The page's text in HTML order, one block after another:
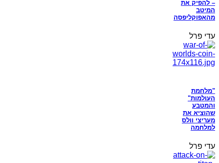
– להפיק את
המיטב
מהאפוקליפסה
עדי פרל
"מלחמת
העולמות"
והמטבע
שהוציא את
מעריצי וולס
למלחמה
עדי פרל